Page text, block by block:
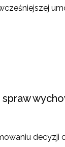
decyzji